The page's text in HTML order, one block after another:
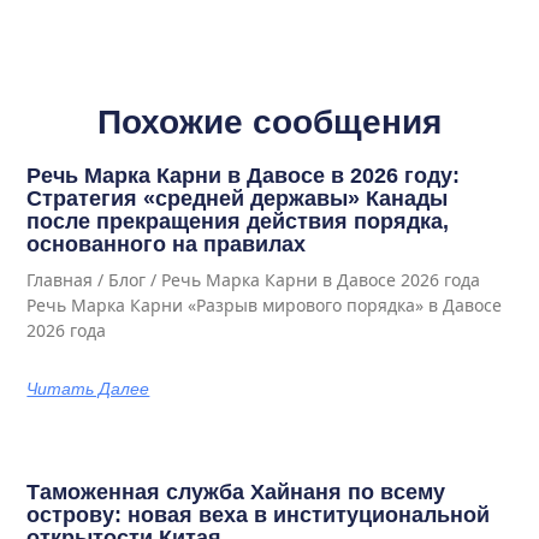
Похожие сообщения
Речь Марка Карни в Давосе в 2026 году:
Стратегия «средней державы» Канады
после прекращения действия порядка,
основанного на правилах
Главная / Блог / Речь Марка Карни в Давосе 2026 года
Речь Марка Карни «Разрыв мирового порядка» в Давосе
2026 года
Читать Далее
Таможенная служба Хайнаня по всему
острову: новая веха в институциональной